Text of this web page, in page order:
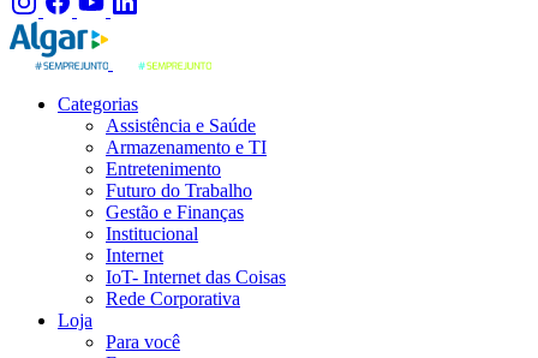
Categorias
Assistência e Saúde
Armazenamento e TI
Entretenimento
Futuro do Trabalho
Gestão e Finanças
Institucional
Internet
IoT- Internet das Coisas
Rede Corporativa
Loja
Para você